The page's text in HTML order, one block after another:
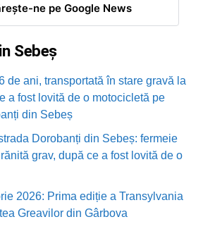
ne pe Google News
Sebeș
de ani, transportată în stare gravă la
a fost lovită de o motocicletă pe
din Sebeș
Dorobanți din Sebeș: fermeie
grav, după ce a fost lovită de o
2026: Prima ediție a Transylvania
Greavilor din Gârbova